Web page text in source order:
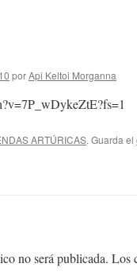
porApi Keltoi Morganna
ARTÚRICAS. Guarda el
no será publicada. Los